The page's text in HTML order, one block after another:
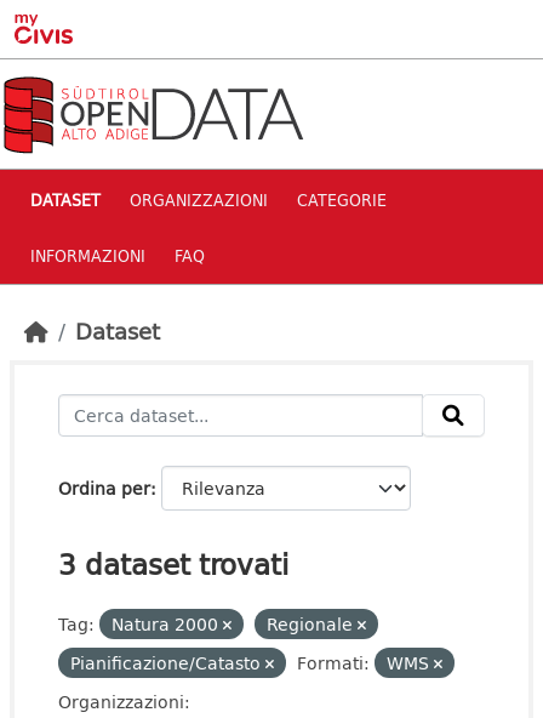
Skip to main content
DATASET ORGANIZZAZIONI CATEGORIE
INFORMAZIONI FAQ
Dataset
Ordina per
3 dataset trovati
Tag: Natura 2000
Regionale
Pianificazione/Catasto
Formati:
WMS
Organizzazioni: